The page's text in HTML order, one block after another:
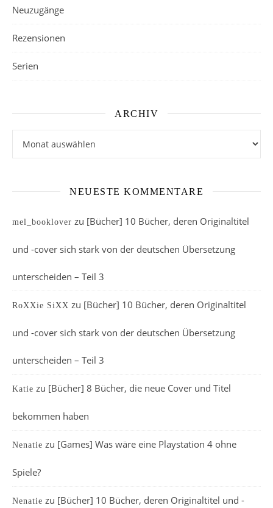
Neuzugänge
Rezensionen
Serien
ARCHIV
NEUESTE KOMMENTARE
mel_booklover zu [Bücher] 10 Bücher, deren Originaltitel
und -cover sich stark von der deutschen Übersetzung
unterscheiden – Teil 3
RoXXie SiXX zu [Bücher] 10 Bücher, deren Originaltitel
und -cover sich stark von der deutschen Übersetzung
unterscheiden – Teil 3
Katie zu [Bücher] 8 Bücher, die neue Cover und Titel
bekommen haben
Nenatie zu [Games] Was wäre eine Playstation 4 ohne
Spiele?
Nenatie zu [Bücher] 10 Bücher, deren Originaltitel und -